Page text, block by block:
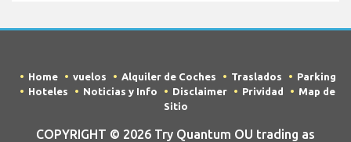
Home vuelos Alquiler de Coches Traslados
Parking
Hoteles
Noticias y Info Disclaimer Prividad
Map de
Sitio
COPYRIGHT © 2026 Try Quantum OU trading as